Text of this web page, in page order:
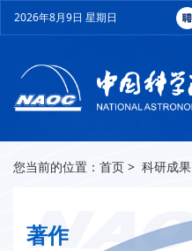
2026年8月9日 星期日
您当前的位置： 首页 > 科研成果
著作